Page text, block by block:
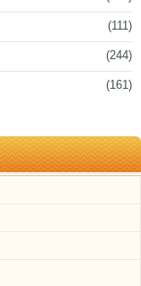
(111)
(244)
(161)